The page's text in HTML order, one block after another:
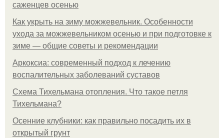
саженцев осенью
Как укрыть на зиму можжевельник. Особенности
ухода за можжевельником осенью и при подготовке к
зиме — общие советы и рекомендации
Аркоксиа: современный подход к лечению
воспалительных заболеваний суставов
Схема Тихельмана отопления. Что такое петля
Тихельмана?
Осенние клубники: как правильно посадить их в
открытый грунт